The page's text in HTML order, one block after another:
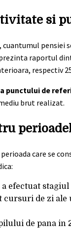
si
pensiei
raportul
respectiv
punctului de
brut realizat.
care se
a efectuat
cursuri de zi
de pana in